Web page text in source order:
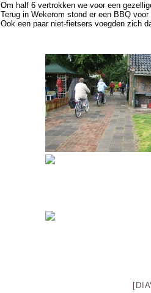
Om half 6 vertrokken we voor een
Terug in Wekerom stond er een BBQ
Ook een paar niet-fietsers voegden zich